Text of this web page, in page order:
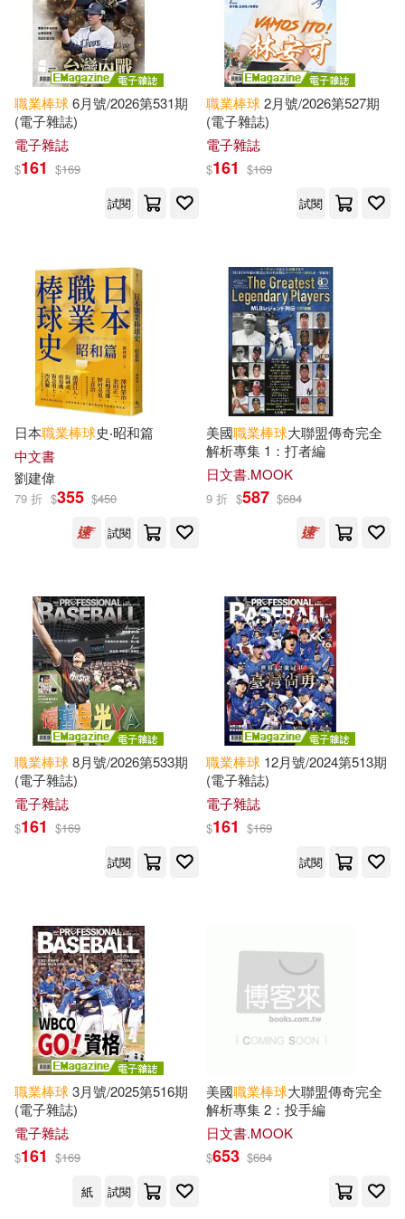
可新加坡店取(19)
可菲律賓店取(19)
上市日期
一個月內上市新品(2)
電子書 (可複選)
適合手機平板閱讀(1)
適合平板閱讀(47)
其他
現在可購買商品(55)
出版社(47)
價格
範圍
職業棒球6月號/2026第531期
(電子雜誌)
電子雜誌
$161 $169
試閱
職業棒球2月號/2026第527期
(電子雜誌)
電子雜誌
$161 $169
試閱
日本職業棒球史‧昭和篇
中文書
劉建偉
79 折 $355 $450
試閱
美國職業棒球大聯盟傳奇完全
解析專集 1：打者編
日文書.MOOK
9 折 $587 $684
職業棒球8月號/2026第533期
(電子雜誌)
電子雜誌
$161 $169
試閱
職業棒球 12月號/2024第513期
(電子雜誌)
電子雜誌
$161 $169
試閱
職業棒球3月號/2025第516期
(電子雜誌)
電子雜誌
$161 $169
紙
試閱
美國職業棒球大聯盟傳奇完全
解析專集 2：投手編
日文書.MOOK
$653 $684